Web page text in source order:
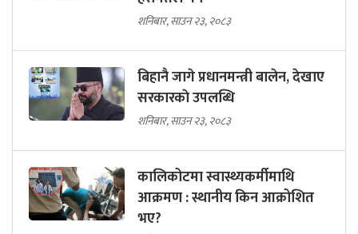
शनिबार, साउन २३, २०८३
बिहानै जागे प्रधानमन्त्री बालेन, देखाए
सरकारकाे उपलब्धि
शनिबार, साउन २३, २०८३
कालिकोटमा स्वास्थ्यकर्मीमाथि
आक्रमण : स्थानीय किन आक्रोशित
भए?